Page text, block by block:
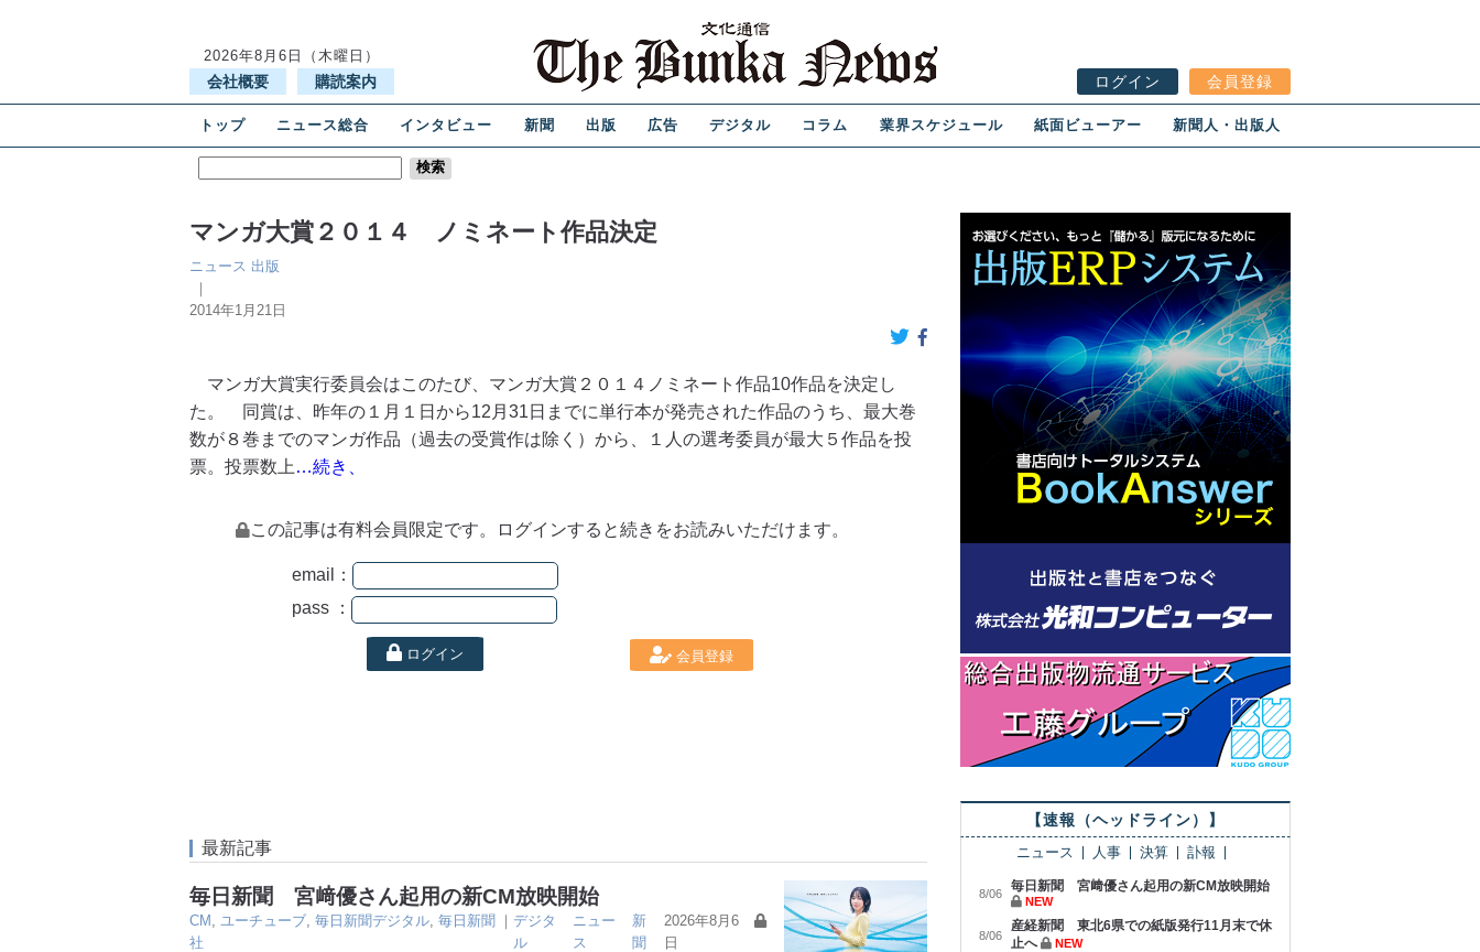
2026年8月6日（木曜日）
会社概要 購読案内 ログイン 会員登録
トップ ニュース総合 インタビュー 新聞 出版 広告 デジタル コラム 業界スケジュール 紙面ビューアー 新聞人・出版人
マンガ大賞２０１４ ノミネート作品決定
ニュース 出版
｜
2014年1月21日
マンガ大賞実行委員会はこのたび、マンガ大賞２０１４ノミネート作品10作品を決定し
た。 同賞は、昨年の１月１日から12月31日までに単行本が発売された作品のうち、最大巻
数が８巻までのマンガ作品（過去の受賞作は除く）から、１人の選考委員が最大５作品を投
票。投票数上 …続き、
この記事は有料会員限定です。ログインすると続きをお読みいただけます。
email：
pass ：
ログイン 会員登録
最新記事
毎日新聞 宮﨑優さん起用の新CM放映開始
CM ユーチューブ 毎日新聞デジタル 毎日新聞
社
｜ デジタ
ル
ニュー
ス
新
聞
2026年8月6
日
【速報（ヘッドライン）】
ニュース 人事 決算 訃報
8/06 毎日新聞 宮﨑優さん起用の新CM放映開始
NEW
8/06
産経新聞 東北6県での紙版発行11月末で休
止へ
NEW